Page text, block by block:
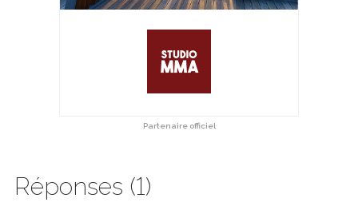
Partenaire officiel
Réponses (1)